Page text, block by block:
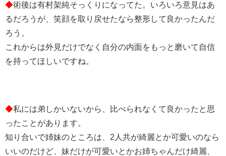
◆術後は有村架純そっくりになってた。いろいろ意見はあ
るだろうが、笑顔を取り戻せたなら整形して良かったんだ
ろう。
これからは外見だけでなく自分の内面をもっと磨いて自信
を持ってほしいですね。
◆私には弟しかいないから、比べられなくて良かったと思
ったことがあります。
知り合いで姉妹のところは、2人共が綺麗とか可愛いのなら
いいのだけど、妹だけが可愛いとかお姉ちゃんだけ綺麗、